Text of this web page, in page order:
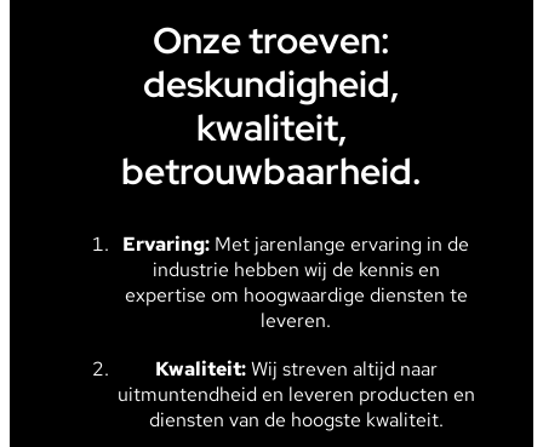
Onze troeven:
deskundigheid,
kwaliteit,
betrouwbaarheid.
Ervaring: Met jarenlange ervaring in de
industrie hebben wij de kennis en
expertise om hoogwaardige diensten te
leveren.
Kwaliteit:Wij streven altijd naar
uitmuntendheid en leveren producten en
diensten van de hoogste kwaliteit.